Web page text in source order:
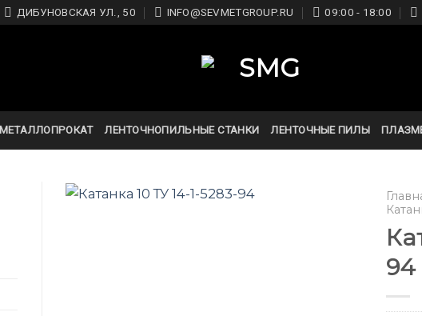
ДИБУНОВСКАЯ УЛ., 50 INFO@SEVMETGROUP.RU 09:00 - 18:00
МЕТАЛЛОПРОКАТ ЛЕНТОЧНОПИЛЬНЫЕ СТАНКИ ЛЕНТОЧНЫЕ ПИЛЫ
94